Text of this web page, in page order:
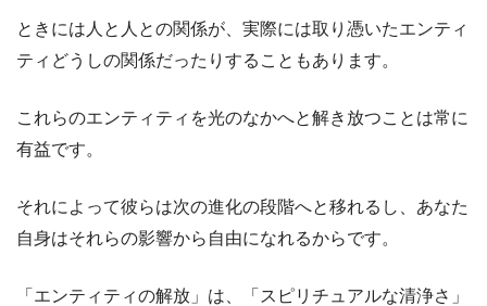
ときには人と人との関係が、実際には取り憑いたエンティ
ティどうしの関係だったりすることもあります。
これらのエンティティを光のなかへと解き放つことは常に
有益です。
それによって彼らは次の進化の段階へと移れるし、あなた
自身はそれらの影響から自由になれるからです。
「エンティティの解放」は、「スピリチュアルな清浄さ」